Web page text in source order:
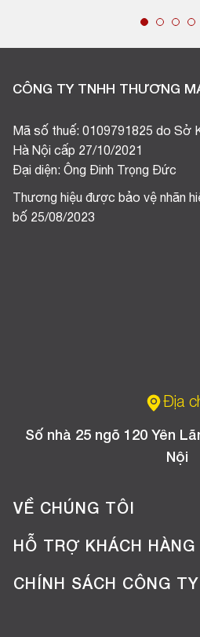
CÔNG TY TNHH THƯƠNG
Mã số thuế: 0109791825 do Sở
Hà Nội cấp 27/10/2021
Đại diện: Ông Đinh Trọng Đức
Thương hiệu được bảo vệ nhãn
bố 25/08/2023
Địa
Số nhà 25 ngõ 120 Yên
Nội
VỀ CHÚNG TÔI
Giới thiệu công ty
Tuyển dụng
HỖ TRỢ KHÁCH HÀNG
Hướng dẫn mua hàng online
CHÍNH SÁCH CÔNG TY